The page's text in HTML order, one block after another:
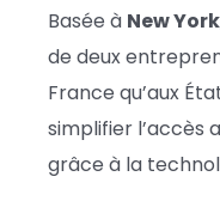
Basée à New York
de deux
France qu’aux
simplifier l’accès
grâce à la